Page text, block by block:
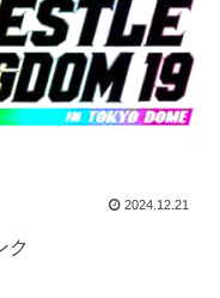
2024.12.21
ク